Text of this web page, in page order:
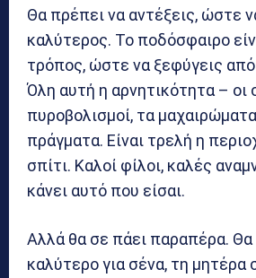
Θα πρέπει να αντέξεις, ώστε
καλύτερος. Το ποδόσφαιρο
τρόπος, ώστε να ξεφύγεις
Όλη αυτή η αρνητικότητα – οι
πυροβολισμοί, τα
πράγματα. Είναι τρελή η
σπίτι. Καλοί φίλοι, καλές
κάνει αυτό που είσαι.
Αλλά θα σε πάει παραπέρα. Θα
καλύτερο για σένα, τη μητέρα